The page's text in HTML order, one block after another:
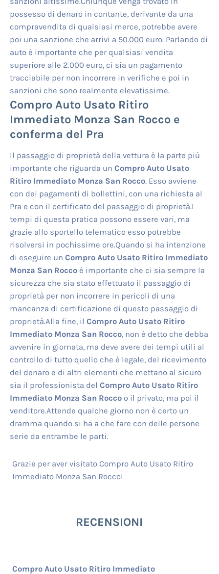
possesso di denaro in contante, derivante da una
compravendita di qualsiasi merce, potrebbe avere
poi una sanzione che arrivi a 50.000 euro. Parlando di
auto è importante che per qualsiasi vendita
superiore alle 2.000 euro, ci sia un pagamento
tracciabile per non incorrere in verifiche e poi in
sanzioni che sono realmente elevatissime.
Compro Auto Usato Ritiro
Immediato Monza San Roccoe
conferma del Pra
Il passaggio di proprietà della vettura è la parte più
importante che riguarda un Compro Auto Usato
Ritiro Immediato Monza San Rocco. Esso avviene
con dei pagamenti di bollettini, con una richiesta al
Pra e con il certificato del passaggio di proprietà.I
tempi di questa pratica possono essere vari, ma
grazie allo sportello telematico esso potrebbe
risolversi in pochissime ore.Quando si ha intenzione
di eseguire un Compro Auto Usato Ritiro Immediato
Monza San Roccoè importante che ci sia sempre la
sicurezza che sia stato effettuato il passaggio di
proprietà per non incorrere in pericoli di una
mancanza di certificazione di questo passaggio di
proprietà.Alla fine, il Compro Auto Usato Ritiro
Immediato Monza San Rocco, non è detto che debba
avvenire in giornata, ma deve avere dei tempi utili al
controllo di tutto quello che è legale, del ricevimento
del denaro e di altri elementi che mettano al sicuro
sia il professionista del Compro Auto Usato Ritiro
Immediato Monza San Roccoo il privato, ma poi il
venditore.Attende qualche giorno non è certo un
dramma quando si ha a che fare con delle persone
serie da entrambe le parti.
Grazie per aver visitato Compro Auto Usato Ritiro
Immediato Monza San Rocco!
RECENSIONI
Compro Auto Usato Ritiro Immediato